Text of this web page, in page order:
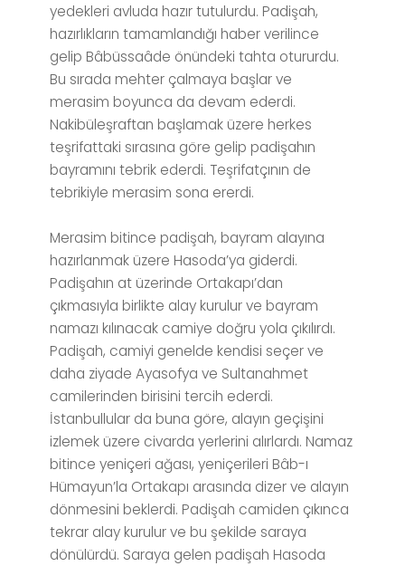
yedekleri avluda hazır tutulurdu. Padişah,
hazırlıkların tamamlandığı haber verilince
gelip Bâbüssaâde önündeki tahta otururdu.
Bu sırada mehter çalmaya başlar ve
merasim boyunca da devam ederdi.
Nakibüleşraftan başlamak üzere herkes
teşrifattaki sırasına göre gelip padişahın
bayramını tebrik ederdi. Teşrifatçının de
tebrikiyle merasim sona ererdi.
Merasim bitince padişah, bayram alayına
hazırlanmak üzere Hasoda’ya giderdi.
Padişahın at üzerinde Ortakapı’dan
çıkmasıyla birlikte alay kurulur ve bayram
namazı kılınacak camiye doğru yola çıkılırdı.
Padişah, camiyi genelde kendisi seçer ve
daha ziyade Ayasofya ve Sultanahmet
camilerinden birisini tercih ederdi.
İstanbullular da buna göre, alayın geçişini
izlemek üzere civarda yerlerini alırlardı. Namaz
bitince yeniçeri ağası, yeniçerileri Bâb-ı
Hümayun’la Ortakapı arasında dizer ve alayın
dönmesini beklerdi. Padişah camiden çıkınca
tekrar alay kurulur ve bu şekilde saraya
dönülürdü. Saraya gelen padişah Hasoda